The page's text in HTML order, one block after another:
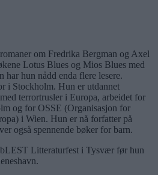
om Fredrika Bergman og Axel
Lotus Blues og Mios Blues med
hun nådd enda flere lesere.
i Stockholm. Hun er utdannet
terrortrusler i Europa, arbeidet for
og for OSSE (Organisasjon for
i Wien. Hun er nå forfatter på
også spennende bøker for barn.
Litteraturfest i Tysvær før hun